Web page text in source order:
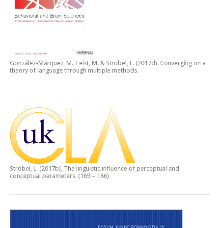
González-Márquez, M., Feist, M. & Ströbel, L. (2017d). Converging on a
theory of language through multiple methods.
Ströbel, L. (2017b). The linguistic influence of perceptual and
conceptual parameters. (169 – 186)